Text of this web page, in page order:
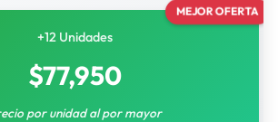
MEJOR OFERTA
+12 Unidades
$77,950
por unidad al por mayor